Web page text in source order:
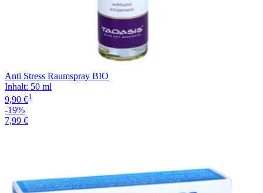
Anti Stress Raumspray BIO
Inhalt: 50 ml
9,90 €1
-19%
7,99 €